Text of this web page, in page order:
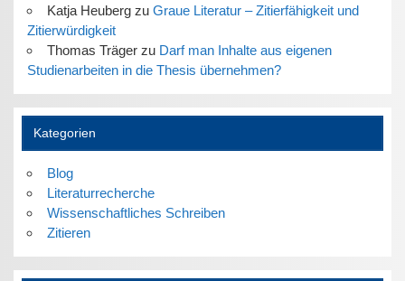
Katja Heubergzu Graue Literatur – Zitierfähigkeit und
Zitierwürdigkeit
Thomas Trägerzu Darf man Inhalte aus eigenen
Studienarbeiten in die Thesis übernehmen?
Kategorien
Blog
Literaturrecherche
Wissenschaftliches Schreiben
Zitieren